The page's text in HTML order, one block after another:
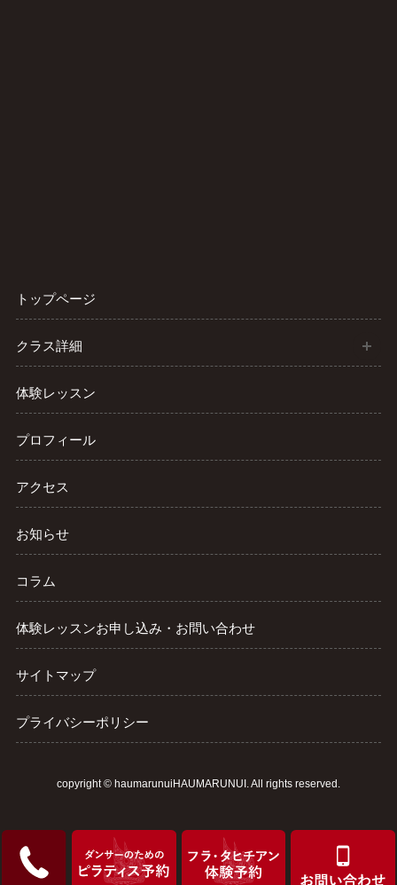
トップページ
クラス詳細
体験レッスン
プロフィール
アクセス
お知らせ
コラム
体験レッスンお申し込み・お問い合わせ
サイトマップ
プライバシーポリシー
copyright © haumarunuiHAUMARUNUI . All rights reserved.